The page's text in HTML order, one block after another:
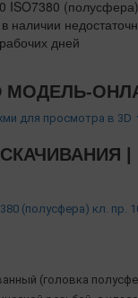
наличии
дней
МОДЕЛЬ-
для просмотра в 3D
|
(полусфера) кл. пр.
(головка